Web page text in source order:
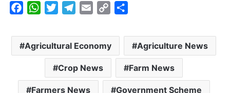
c
e
o
W
a
t
p
i
t
t
e
r
l
e
g
r
a
a
i
l
p
y
L
n
a
e
Agricultural Economy Agriculture News
Crop News Farm News
Farmers News Government Scheme